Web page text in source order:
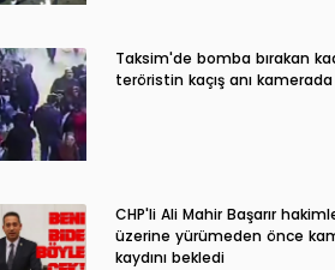
Taksim'de bomba bırakan
teröristin kaçış anı kamerada
CHP'li Ali Mahir Başarır
üzerine yürümeden önce
kaydını bekledi